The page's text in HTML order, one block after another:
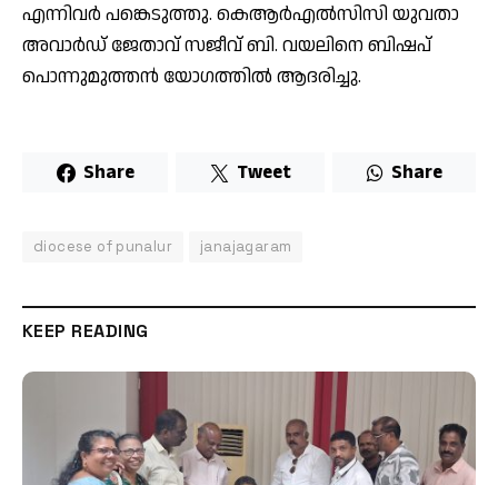
എന്നിവര്‍ പങ്കെടുത്തു. കെആര്‍എല്‍സിസി യുവതാ
അവാര്‍ഡ് ജേതാവ് സജീവ് ബി. വയലിനെ ബിഷപ്
പൊന്നുമുത്തന്‍ യോഗത്തില്‍ ആദരിച്ചു.
Share Tweet Share
diocese of punalur janajagaram
KEEP READING